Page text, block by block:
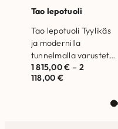
Tao lepotuoli
Tao lepotuoli Tyylikäs
ja modernilla
tunnelmalla varustettu
Tao lepotuoli tarjoaa
korkeatasoista
Valmistettu Suomessa.
1 815,00€ – 2
118,00 €